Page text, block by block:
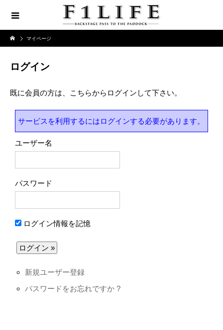
マイページ
ログイン
既に会員の方は、こちらからログインして下さい。
サービスを利用するにはログインする必要があります。
ユーザー名
パスワード
ログイン情報を記憶
新規ユーザー登録
パスワードをお忘れですか ?